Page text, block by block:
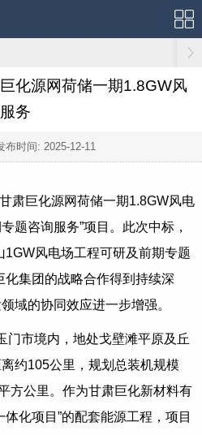
化源网荷储一期1.8GW风
务
布时间: 2025-12-11
肃巨化源网荷储一期1.8GW风电
题咨询服务”项目。此次中标，
1GW风电场工程可研及前期专题
化集团的战略合作得到持续深
域的协同效应进一步增强。
门市境内，地处戈壁滩平原及丘
约105公里，规划总装机规模
方公里。作为甘肃巨化新材料有
化项目”的配套能源工程，项目